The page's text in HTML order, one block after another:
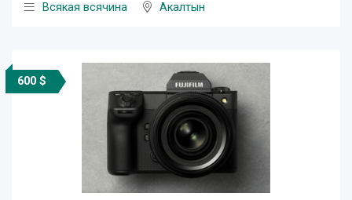
Всякая всячина
Акалтын
600 $